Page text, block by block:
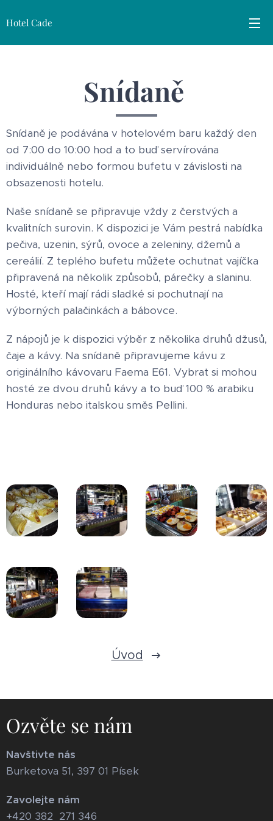
Hotel Cade
Snídaně
Snídaně je podávána v hotelovém baru každý den
od 7:00 do 10:00 hod a to buď servírována
individuálně nebo formou bufetu v závislosti na
obsazenosti hotelu.
Naše snídaně se připravuje vždy z čerstvých a
kvalitních surovin. K dispozici je Vám pestrá nabídka
pečiva, uzenin, sýrů, ovoce a zeleniny, džemů a
cereálií. Z teplého bufetu můžete ochutnat vajíčka
připravená na několik způsobů, párečky a slaninu.
Hosté, kteří mají rádi sladké si pochutnají na
výborných palačinkách a bábovce.
Z nápojů je k dispozici výběr z několika druhů džusů,
čaje a kávy. Na snídaně připravujeme kávu z
originálního kávovaru Faema E61. Vybrat si mohou
hosté ze dvou druhů kávy a to buď 100 % arabiku
Honduras nebo italskou směs Pellini.
Úvod
Ozvěte se nám
Navštivte nás
Burketova 51, 397 01 Písek
Zavolejte nám
+420 382 271 346